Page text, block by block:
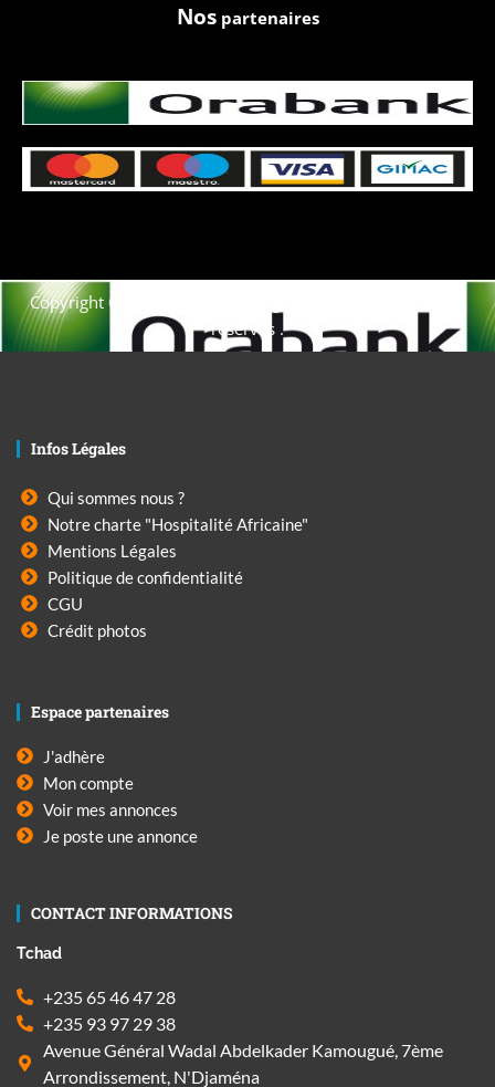
Nospartenaires
Copyright © 2021. Afrique-voyage-découverte tous droits
réservés .
Infos Légales
Qui sommes nous ?
Notre charte "Hospitalité Africaine"
Mentions Légales
Politique de confidentialité
CGU
Crédit photos
Espace partenaires
J'adhère
Mon compte
Voir mes annonces
Je poste une annonce
CONTACT INFORMATIONS
Tchad
+235 65 46 47 28
+235 93 97 29 38
Avenue Général Wadal Abdelkader Kamougué, 7ème
Arrondissement, N'Djaména